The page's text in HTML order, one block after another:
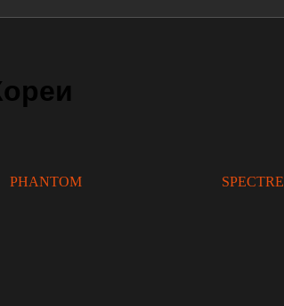
PHANTOM
SPECTRE